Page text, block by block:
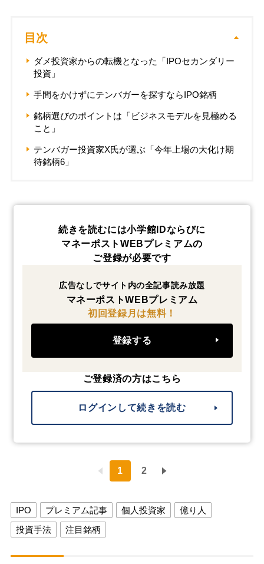
目次
ダメ投資家からの転機となった「IPOセカンダリー
投資」
手間をかけずにテンバガーを探すならIPO銘柄
銘柄選びのポイントは「ビジネスモデルを見極める
こと」
テンバガー投資家X氏が選ぶ「今年上場の大化け期
待銘柄6」
続きを読むには小学館IDならびに
マネーポストWEBプレミアムの
ご登録が必要です
広告なしでサイト内の全記事読み放題
マネーポストWEBプレミアム
初回登録月は無料！
登録する
ご登録済の方はこちら
ログインして続きを読む
1 2
IPO プレミアム記事 個人投資家
億り人
投資手法
注目銘柄